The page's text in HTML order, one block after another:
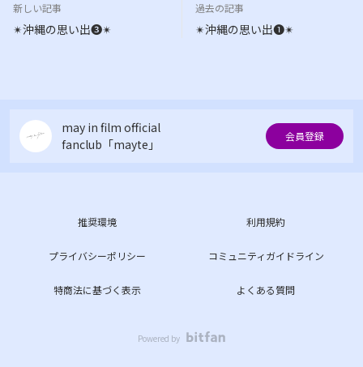
新しい記事
✴︎沖縄の思い出❸✴︎
過去の記事
✴︎沖縄の思い出❶✴︎
may in film official
fanclub「mayte」
会員登録
推奨環境 利用規約
プライバシーポリシー コミュニティガイドライン
特商法に基づく表示 よくある質問
Powered by